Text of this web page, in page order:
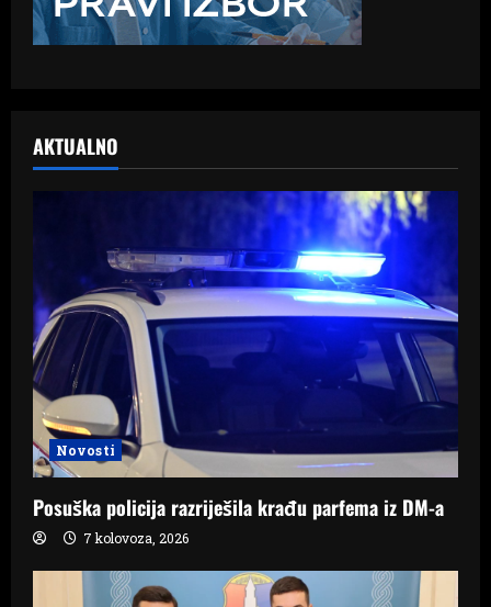
AKTUALNO
Novosti
Posuška policija razriješila krađu parfema iz DM-a
7 kolovoza, 2026